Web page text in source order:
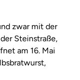
zwar mit der
Steinstraße,
am 16. Mai